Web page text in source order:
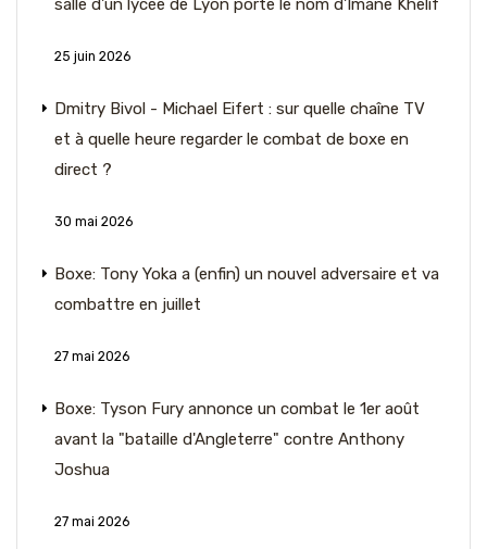
salle d'un lycée de Lyon porte le nom d'Imane Khelif
25 juin 2026
Dmitry Bivol - Michael Eifert : sur quelle chaîne TV
et à quelle heure regarder le combat de boxe en
direct ?
30 mai 2026
Boxe: Tony Yoka a (enfin) un nouvel adversaire et va
combattre en juillet
27 mai 2026
Boxe: Tyson Fury annonce un combat le 1er août
avant la "bataille d'Angleterre" contre Anthony
Joshua
27 mai 2026